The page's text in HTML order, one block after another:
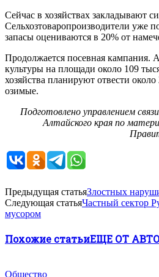
Сейчас в хозяйствах закладывают
Сельхозтоваропроизводители уже
запасы оцениваются в 20% от
Продолжается посевная кампания.
культуры на площади около 109
хозяйства планируют отвести
озимые.
Подготовлено управлением
Алтайского края по
Предыдущая статьяЗлостных
Следующая статьяЧастный сектор
мусором
Похожие статьиЕЩЕ ОТ
Общество